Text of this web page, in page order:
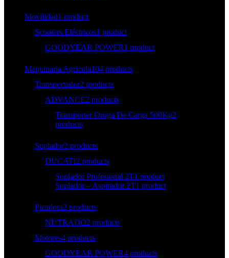
Movilidad1 product
Scooters Eléctricos1 product
GOODYEAR POWER1 product
Maquinaria Agricola104 products
Transportador2 products
ADVANCE2 products
Transporter Oruga De Carga 500Kg2
products
Soplador2 products
DUCATI2 products
Soplador Profesional 2T1 product
Soplador – Aspirador 2T1 product
Picadora2 products
NUTRADO2 products
Motores4 products
GOODYEAR POWER4 products